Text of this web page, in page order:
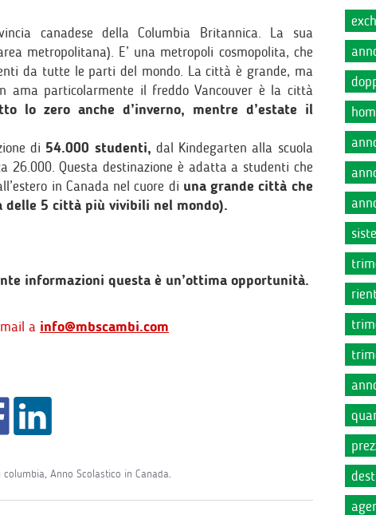
canadese della Columbia Britannica. La sua
metropolitana). E’ una metropoli cosmopolita, che
da tutte le parti del mondo. La città è grande, ma
ama particolarmente il freddo Vancouver è la città
lo zero anche d’inverno, mentre d’estate il
di54.000 studenti, dal Kindegarten alla scuola
26.000. Questa destinazione è adatta a studenti che
in Canada nel cuore di una grande città che
delle 5 città più vivibili nel mondo).
informazioni questa è un’ottima opportunità.
a info@mbscambi.com
columbia, Anno Scolastico in Canada.